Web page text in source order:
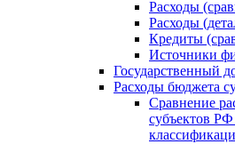
Расходы
Расходы
Кредиты
Источники
Государственный
Расходы бюджета
Сравнение
субъектов РФ